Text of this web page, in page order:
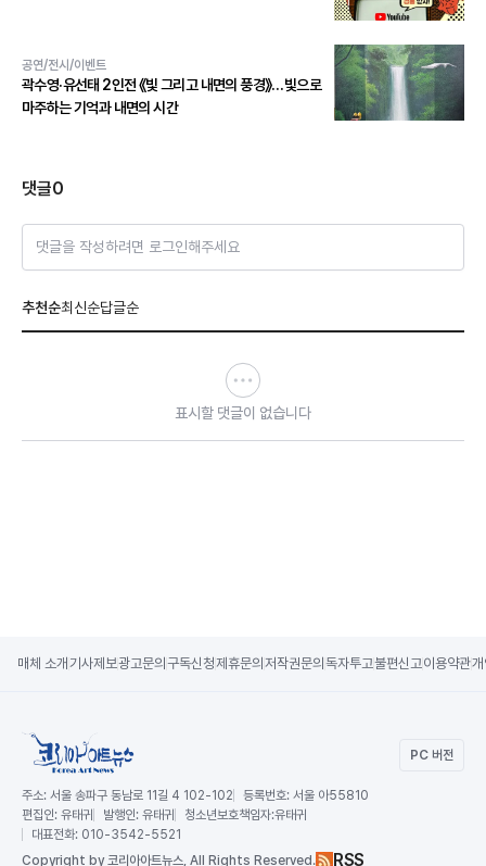
공연/전시/이벤트
곽수영·유선태 2인전 《빛 그리고 내면의 풍경》…빛으로
마주하는 기억과 내면의 시간
댓글0
댓글을 작성하려면 로그인해주세요
추천순최신순답글순
표시할 댓글이 없습니다
매체 소개 기사제보광고문의 구독신청제휴문의 저작권문의 독자투고불편신고이용약관
PC 버전
주소: 서울 송파구 동남로 11길 4 102-102 등록번호: 서울 아55810
편집인: 유태귀 발행인: 유태귀 청소년보호책임자:유태귀
대표전화: 010-3542-5521
Copyright by 코리아아트뉴스, All Rights Reserved. RSS